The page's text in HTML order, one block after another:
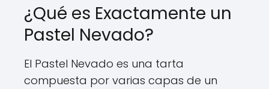
¿Qué es Exactamente un
Pastel Nevado?
El Pastel Nevado es una tarta
compuesta por varias capas de un